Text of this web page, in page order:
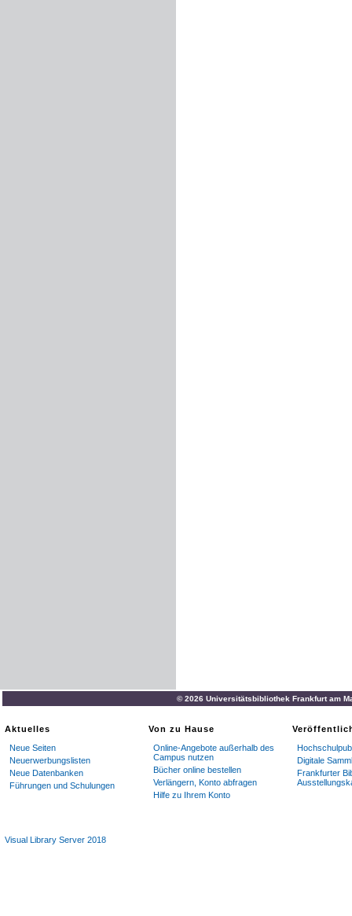
© 2026 Universitätsbibliothek Frankfurt am
Aktuelles
Neue Seiten
Neuerwerbungslisten
Neue Datenbanken
Führungen und Schulungen
Von zu Hause
Online-Angebote außerhalb des
Campus nutzen
Bücher online bestellen
Verlängern, Konto abfragen
Hilfe zu Ihrem Konto
Digitale
Frankfurter
Visual Library Server 2018